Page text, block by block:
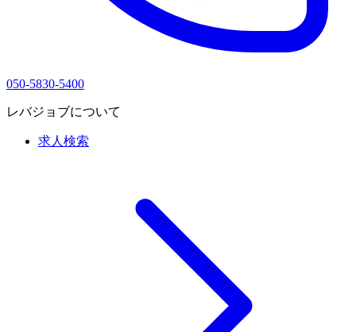
050-5830-5400
レバジョブについて
求人検索